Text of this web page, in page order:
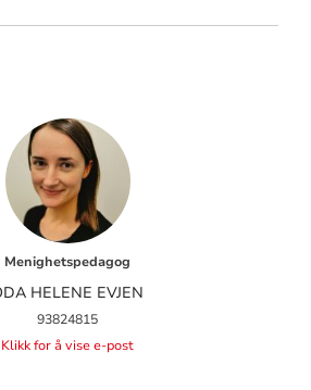
Menighetspedagog
HELENE EVJEN
93824815
Klikk for å vise e-post